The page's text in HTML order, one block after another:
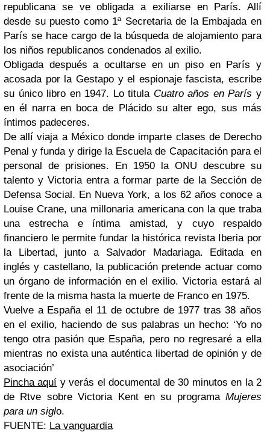
republicana se ve obligada a exiliarse en París. Allí
desde su puesto como 1ª Secretaria de la Embajada en
París se hace cargo de la búsqueda de alojamiento para
los niños republicanos condenados al exilio.
Obligada después a ocultarse en un piso en París y
acosada por la Gestapo y el espionaje fascista, escribe
su único libro en 1947. Lo titula Cuatro años en París y
en él narra en boca de Plácido su alter ego, sus más
íntimos padeceres.
De allí viaja a México donde imparte clases de Derecho
Penal y funda y dirige la Escuela de Capacitación para el
personal de prisiones. En 1950 la ONU descubre su
talento y Victoria entra a formar parte de la Sección de
Defensa Social. En Nueva York, a los 62 años conoce a
Louise Crane, una millonaria americana con la que traba
una estrecha e íntima amistad, y cuyo respaldo
financiero le permite fundar la histórica revista Iberia por
la Libertad, junto a Salvador Madariaga. Editada en
inglés y castellano, la publicación pretende actuar como
un órgano de información en el exilio. Victoria estará al
frente de la misma hasta la muerte de Franco en 1975.
Vuelve a España el 11 de octubre de 1977 tras 38 años
en el exilio, haciendo de sus palabras un hecho: ‘Yo no
tengo otra pasión que España, pero no regresaré a ella
mientras no exista una auténtica libertad de opinión y de
asociación’
Pincha aquí y verás el documental de 30 minutos en la 2
de Rtve sobre Victoria Kent en su programa Mujeres
para un siglo.
FUENTE: La vanguardia